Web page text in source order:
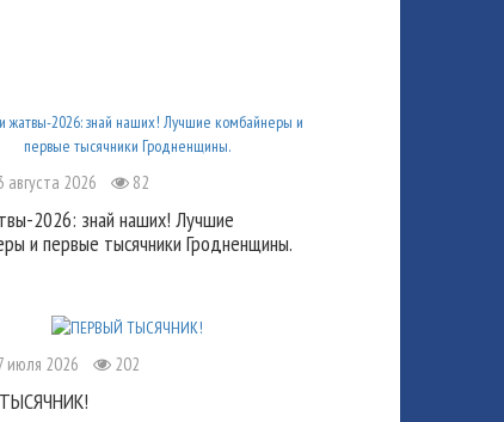
августа 2026 82
2026: знай наших! Лучшие
и первые тысячники Гродненщины.
июля 2026 202